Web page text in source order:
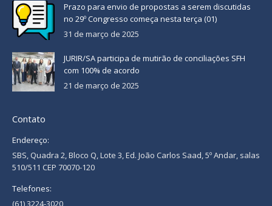
Prazo para envio de propostas a serem discutidas
no 29º Congresso começa nesta terça (01)
31 de março de 2025
JURIR/SA participa de mutirão de conciliações SFH
com 100% de acordo
21 de março de 2025
Contato
Endereço:
SBS, Quadra 2, Bloco Q, Lote 3, Ed. João Carlos Saad, 5º Andar, salas
510/511 CEP 70070-120
Telefones:
(61) 3224-3020